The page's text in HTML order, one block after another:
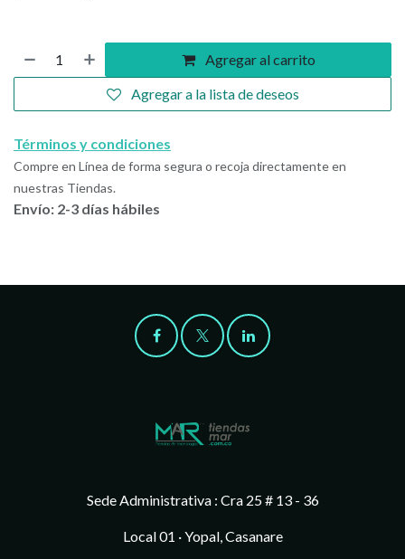
Agregar al carrito
Agregar a la lista de deseos
Términos y condiciones
Compre en Línea de forma segura o recoja directamente en
nuestras Tiendas.
Envío: 2-3 días hábiles
Sede Administrativa : Cra 25 # 13 - 36
Local 01 · Yopal, Casanare